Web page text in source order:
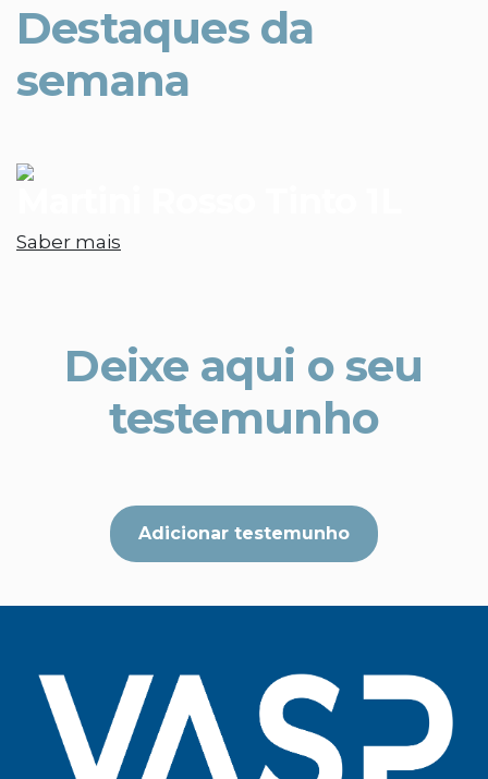
Destaques da
semana
Saber mais
Deixe aqui o seu
testemunho
Adicionar testemunho